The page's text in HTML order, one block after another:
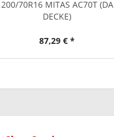
200/70R16 MITAS AC70T (DA
DECKE)
87,29 € *